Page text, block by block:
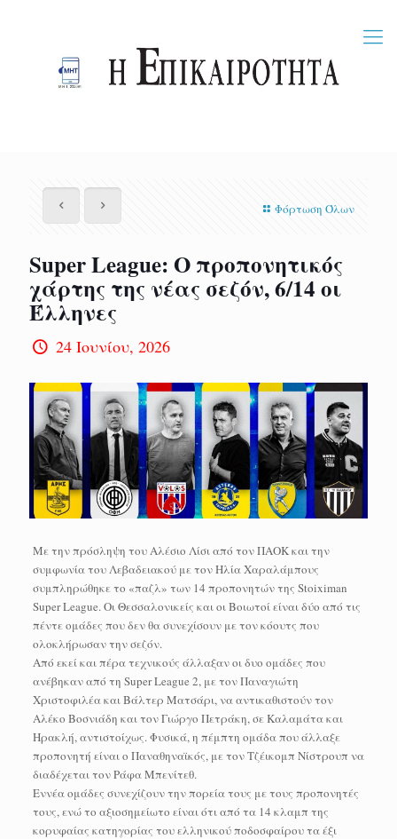
Φόρτωση Όλων
Super League: Ο προπονητικός
χάρτης της νέας σεζόν, 6/14 οι
Έλληνες
24 Ιουνίου, 2026
Με την πρόσληψη του Αλέσιο Λίσι από τον ΠΑΟΚ και την
συμφωνία του Λεβαδειακού με τον Ηλία Χαραλάμπους
συμπληρώθηκε το «παζλ» των 14 προπονητών της Stoiximan
Super League. Οι Θεσσαλονικείς και οι Βοιωτοί είναι δύο από τις
πέντε ομάδες που δεν θα συνεχίσουν με τον κόουτς που
ολοκλήρωσαν την σεζόν.
Από εκεί και πέρα τεχνικούς άλλαξαν οι δυο ομάδες που
ανέβηκαν από τη Super League 2, με τον Παναγιώτη
Χριστοφιλέα και Βάλτερ Ματσάρι, να αντικαθιστούν τον
Αλέκο Βοσνιάδη και τον Γιώργο Πετράκη, σε Καλαμάτα και
Ηρακλή, αντιστοίχως. Φυσικά, η πέμπτη ομάδα που άλλαξε
προπονητή είναι ο Παναθηναϊκός, με τον Τζέικομπ Νίστρουπ να
διαδέχεται τον Ράφα Μπενίτεθ.
Εννέα ομάδες συνεχίζουν την πορεία τους με τους προπονητές
τους, ενώ το αξιοσημείωτο είναι ότι από τα 14 κλαμπ της
κορυφαίας κατηγορίας του ελληνικού ποδοσφαίρου τα έξι